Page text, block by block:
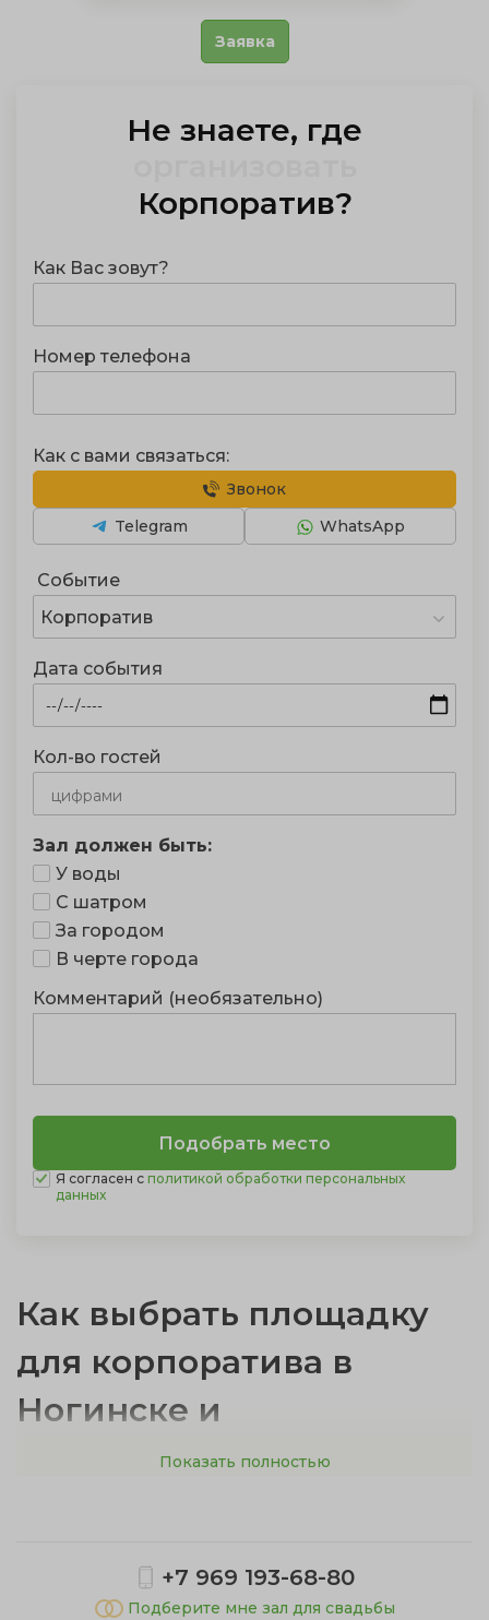
Заявка
Не знаете, где
Корпоратив?
Как Вас зовут?
Номер телефона
Событие
Корпоратив
Дата события
Кол-во гостей
Зал должен быть:
У воды
С шатром
За городом
В черте города
Как с вами связаться:
Звонок
WhatsApp
Telegram
Комментарий (необязательно)
Я согласен с политикой обработки персональных
данных
Как выбрать площадку
для корпоратива в
Ногинске и
окрестностях
выбор помогает достичь целей мероприятия — от
сплочения команды до празднования достижений
Показать полностью
+7 969 193-68-80
Подберите мне зал для свадьбы